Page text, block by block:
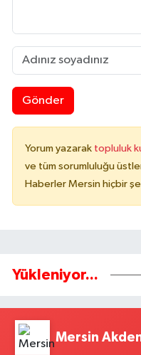
Gönder
Yorum yazarak topluluk
ve tüm sorumluluğu
Haberler Mersin hiçbir
Yükleniyor...
Mersin